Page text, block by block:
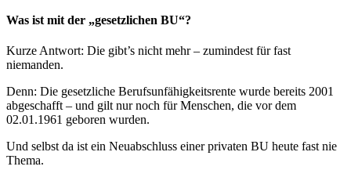
Was ist mit der „gesetzlichen BU“?
Kurze Antwort: Die gibt’s nicht mehr – zumindest für fast
niemanden.
Denn: Die gesetzliche Berufsunfähigkeitsrente wurde bereits 2001
abgeschafft – und gilt nur noch für Menschen, die vor dem
02.01.1961 geboren wurden.
Und selbst da ist ein Neuabschluss einer privaten BU heute fast nie
Thema.